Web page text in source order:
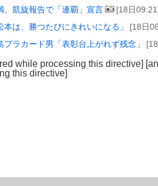
、凱旋報告で「連覇」宣言 [18日
本は、勝つたびにきれいになる」 [18日
プラカード男「表彰台上がれず残念」
while processing this directive]
this directive]